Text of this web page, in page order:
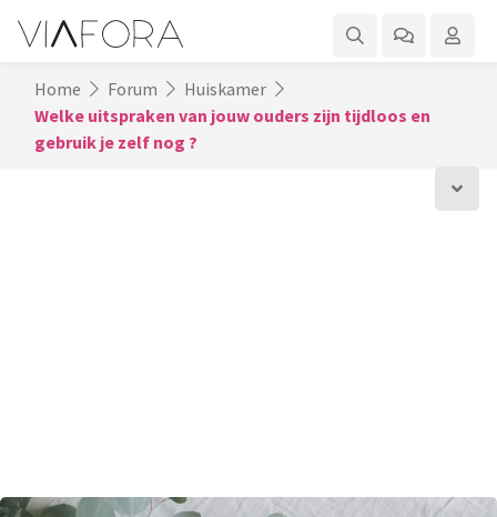
Home Forum
Huiskamer
Welke uitspraken van jouw ouders zijn tijdloos en
gebruik je zelf nog ?